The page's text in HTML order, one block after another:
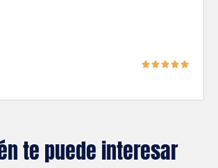
te puede interesar